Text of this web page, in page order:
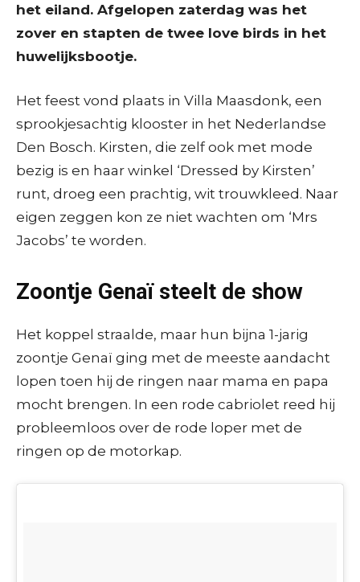
het eiland. Afgelopen zaterdag was het
zover en stapten de twee love birds in het
huwelijksbootje.
Het feest vond plaats in Villa Maasdonk, een
sprookjesachtig klooster in het Nederlandse
Den Bosch. Kirsten, die zelf ook met mode
bezig is en haar winkel ‘Dressed by Kirsten’
runt, droeg een prachtig, wit trouwkleed. Naar
eigen zeggen kon ze niet wachten om ‘Mrs
Jacobs’ te worden.
Zoontje Genaï steelt de show
Het koppel straalde, maar hun bijna 1-jarig
zoontje Genaï ging met de meeste aandacht
lopen toen hij de ringen naar mama en papa
mocht brengen. In een rode cabriolet reed hij
probleemloos over de rode loper met de
ringen op de motorkap.